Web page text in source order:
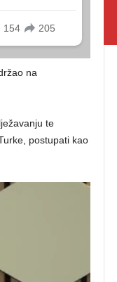
na
te
postupati kao